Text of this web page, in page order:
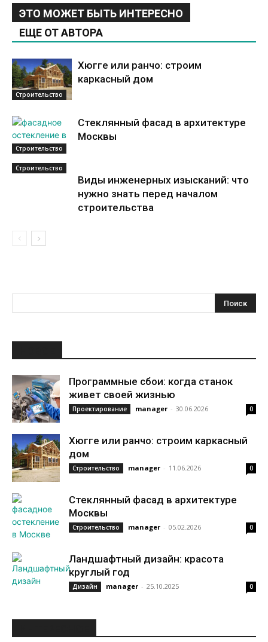
ЭТО МОЖЕТ БЫТЬ ИНТЕРЕСНО
ЕЩЕ ОТ АВТОРА
Строительство
Хюгге или ранчо: строим
каркасный дом
Строительство
Стеклянный фасад в архитектуре
Москвы
Строительство
Виды инженерных изысканий: что
нужно знать перед началом
строительства
Программные сбои: когда станок
живет своей жизнью
Проектирование manager - 30.06.2026 0
Хюгге или ранчо: строим каркасный
дом
Строительство manager - 11.06.2026 0
Стеклянный фасад в архитектуре
Москвы
Строительство manager - 05.02.2026 0
Ландшафтный дизайн: красота
круглый год
Дизайн manager - 25.10.2025 0